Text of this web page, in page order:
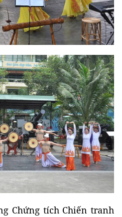
Chứng tích Chiến tranh